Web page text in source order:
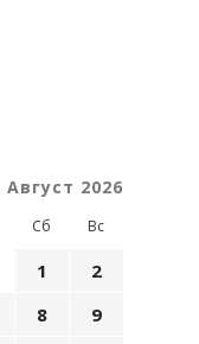
Август 2026
Сб Вс
1
2
8
9